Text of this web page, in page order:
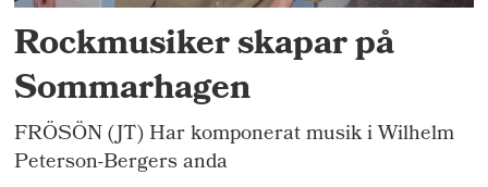
Rockmusiker skapar på
Sommarhagen
FRÖSÖN (JT) Har komponerat musik i Wilhelm
Peterson-Bergers anda